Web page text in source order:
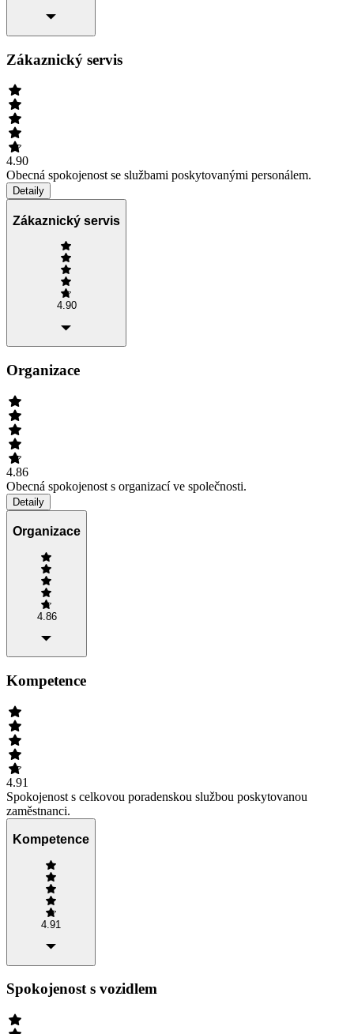
Zákaznický servis
4.90
Obecná spokojenost se službami poskytovanými personálem.
Detaily
Zákaznický servis
4.90
Organizace
4.86
Obecná spokojenost s organizací ve společnosti.
Detaily
Organizace
4.86
Kompetence
4.91
Spokojenost s celkovou poradenskou službou poskytovanou
zaměstnanci.
Kompetence
4.91
Spokojenost s vozidlem